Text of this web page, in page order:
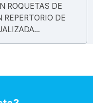
ROQUETAS DE
DE